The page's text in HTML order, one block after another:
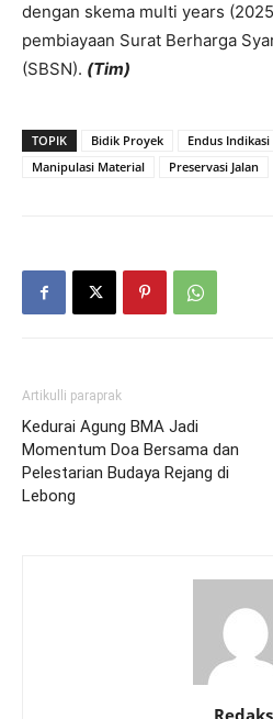
dengan skema multi years
pembiayaan Surat Berharga
(SBSN). (Tim)
TOPIK Bidik Proyek Endus Indikasi
Manipulasi Material
Preservasi Jalan
Artikulli paraprak
Kedurai Agung BMA Jadi
Momentum Doa Bersama dan
Pelestarian Budaya Rejang di
Lebong